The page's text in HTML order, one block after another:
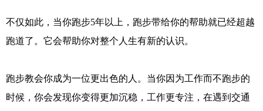
不仅如此，当你跑步5年以上，跑步带给你的帮助就已经超越
跑道了。它会帮助你对整个人生有新的认识。
跑步教会你成为一位更出色的人。当你因为工作而不跑步的
时候，你会发现你变得更加沉稳，工作更专注，在遇到交通